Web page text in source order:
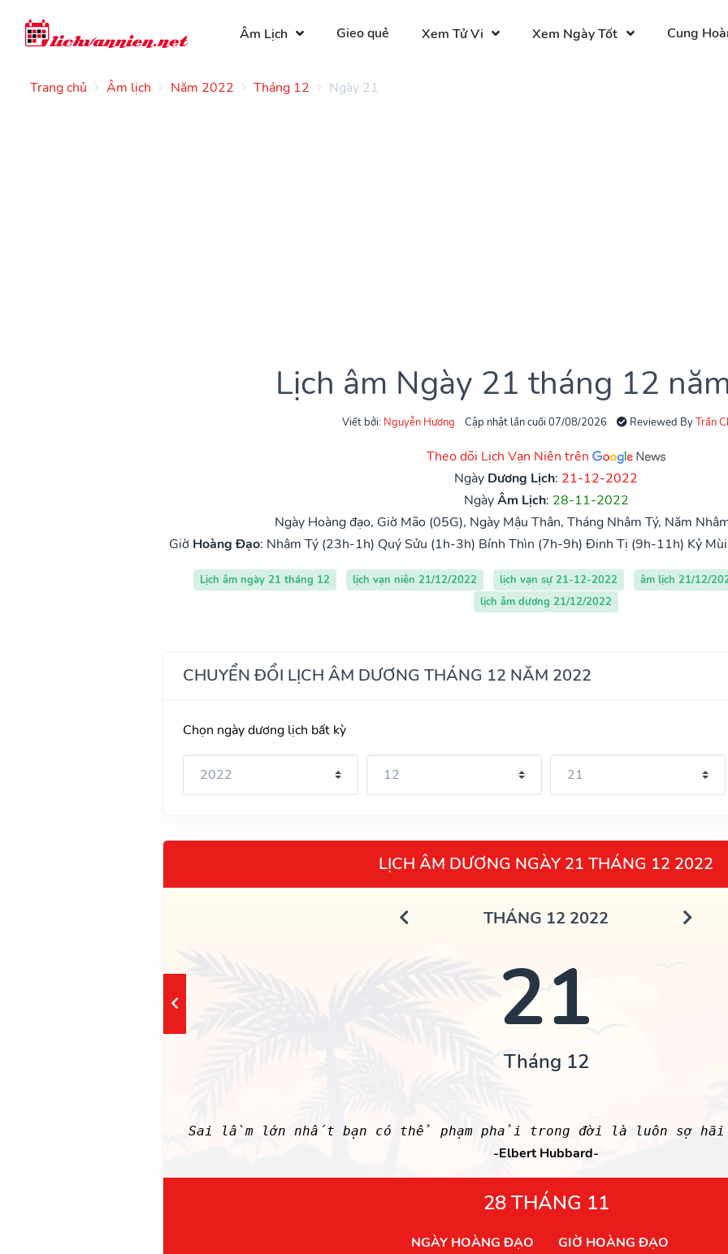
Âm Lịch Gieo quẻ Xem Tử Vi Xem Ngày Tốt Cung
Trang chủ Âm lịch Năm 2022 Tháng 12 Ngày 21
Lịch âm Ngày 21 tháng 12
Viết bởi: Nguyễn Hương Cập nhật lần cuối 07/08/2026 Reviewed ByTrần
Theo dõi Lịch Vạn Niên trên
Ngày Dương Lịch: 21-12-2022
NgàyÂm Lịch: 28-11-2022
Ngày Hoàng đạo, Giờ Mão (05G), Ngày Mậu Thân, Tháng Nhâm Tý, Năm
Giờ Hoàng Đạo: Nhâm Tý (23h-1h) Quý Sửu (1h-3h) Bính Thìn (7h-9h) Đinh Tị (9h-11h) Kỷ
Lịch âm ngày 21 tháng 12 lịch vạn niên 21/12/2022 lịch vạn sự 21-12-2022 âm lịch 21/12/
lịch âm dương 21/12/2022
CHUYỂN ĐỔI LỊCH ÂM DƯƠNG THÁNG 12 NĂM 2022
Chọn ngày dương lịch bất kỳ
LỊCH ÂM DƯƠNG NGÀY 21 THÁNG 12 2022
THÁNG 12 2022
21
Tháng 12
Sai lầm lớn nhất bạn có thể phạm phải trong đời là luôn sợ hãi
-Elbert Hubbard-
28 THÁNG 11
NGÀY HOÀNG ĐẠO
GIỜ HOÀNG ĐẠO